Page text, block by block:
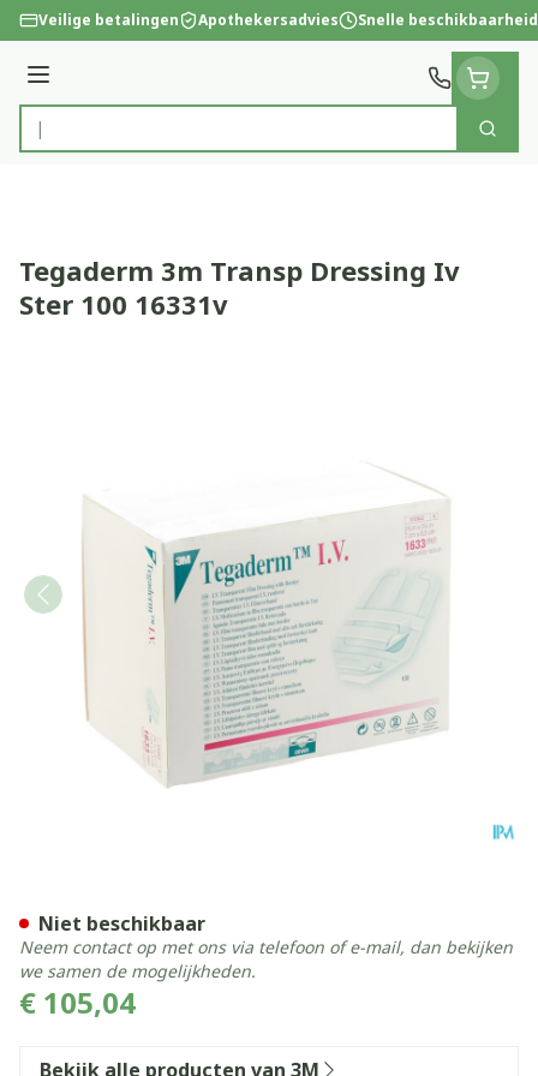
Ga naar de inhoud
Veilige betalingen Apothekersadvies Snelle beschikbaarheid
Menu
Product, merk, categorie...
Zoek
Tegaderm 3m Transp Dressing Iv
Ster 100 16331v
€ 105,04
Niet beschikbaar
Neem contact op met ons via telefoon of e-mail, dan bekijken
we samen de mogelijkheden.
Bekijk alle producten van 3M